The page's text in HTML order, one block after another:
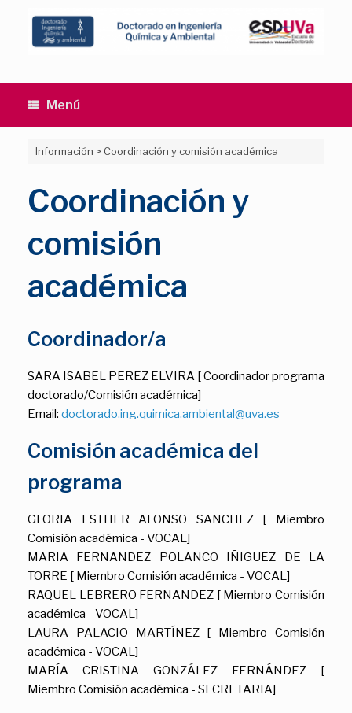
contenido
Menú
Información > Coordinación y comisión académica
Coordinación y
comisión
académica
Coordinador/a
SARA ISABEL PEREZ ELVIRA [ Coordinador programa
doctorado/Comisión académica]
Email: doctorado.ing.quimica.ambiental@uva.es
Comisión académica del
programa
GLORIA ESTHER ALONSO SANCHEZ [ Miembro
Comisión académica - VOCAL]
MARIA FERNANDEZ POLANCO IÑIGUEZ DE LA
TORRE [ Miembro Comisión académica - VOCAL]
RAQUEL LEBRERO FERNANDEZ [ Miembro Comisión
académica - VOCAL]
LAURA PALACIO MARTÍNEZ [ Miembro Comisión
académica - VOCAL]
MARÍA CRISTINA GONZÁLEZ FERNÁNDEZ [
Miembro Comisión académica - SECRETARIA]